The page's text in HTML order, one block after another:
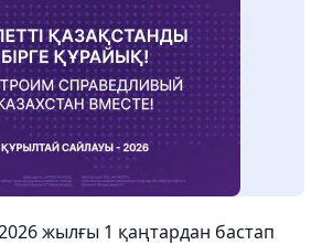
жылғы 1 қаңтардан бастап